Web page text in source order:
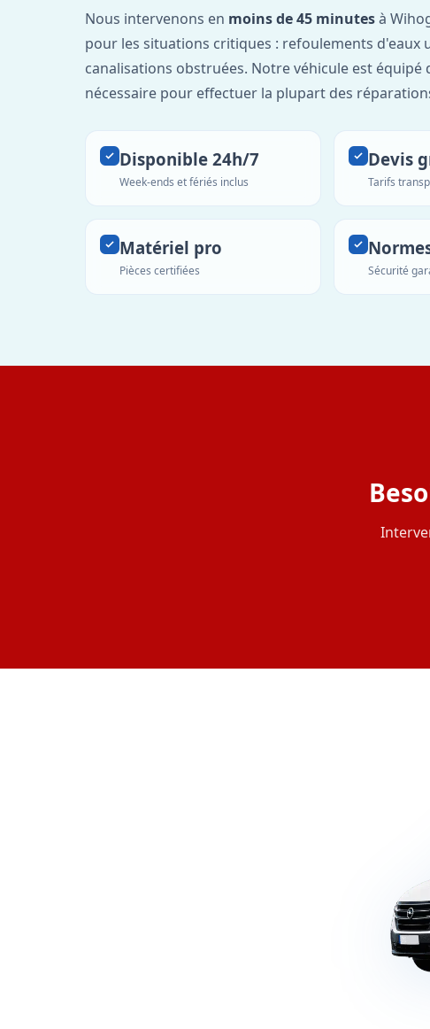
Nous intervenons en moins de 45 minutesà
pour les situations critiques : refoulements d'eaux
canalisations obstruées. Notre véhicule est équipé
nécessaire pour effectuer la plupart des
Disponible 24h/7
Week-ends et fériés inclus
Devis
Tarifs
Matériel pro
Pièces certifiées Sécurité